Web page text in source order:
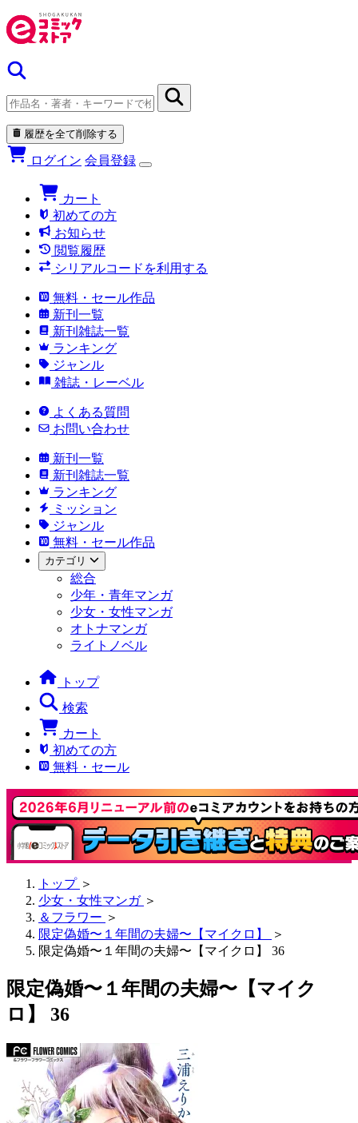
履歴を全て削除する
ログイン 会員登録
カート
初めての方
お知らせ
閲覧履歴
シリアルコードを利用する
無料・セール作品
新刊一覧
新刊雑誌一覧
ランキング
ジャンル
雑誌・レーベル
よくある質問
お問い合わせ
新刊一覧
新刊雑誌一覧
ランキング
ミッション
ジャンル
無料・セール作品
カテゴリ
総合
少年・青年マンガ
少女・女性マンガ
オトナマンガ
ライトノベル
トップ
検索
カート
初めての方
無料・セール
トップ ＞
少女・女性マンガ ＞
＆フラワー ＞
限定偽婚〜１年間の夫婦〜【マイクロ】
＞
限定偽婚〜１年間の夫婦〜【マイクロ】 36
限定偽婚〜１年間の夫婦〜【マイク
ロ】 36